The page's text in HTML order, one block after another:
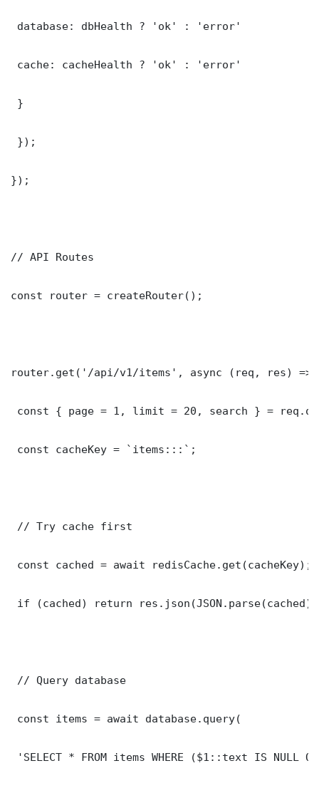
database: dbHealth ? 'ok' : 'error'
cache: cacheHealth ? 'ok' : 'error'
}
});
});
// API Routes
const router = createRouter();
router.get('/api/v1/items', async (req, res) =>
const { page = 1, limit = 20, search } =
const cacheKey = `items:::`;
// Try cache first
const cached = await redisCache.get(cacheKey);
if (cached) return
// Query database
const items = await database.query(
'SELECT * FROM items WHERE ($1::text IS NULL